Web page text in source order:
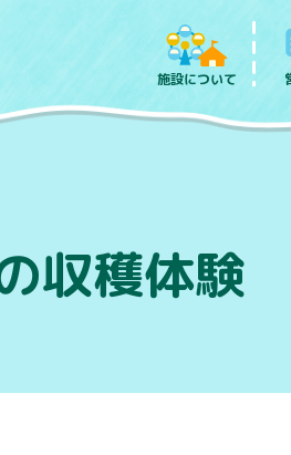
施設について
収穫体験